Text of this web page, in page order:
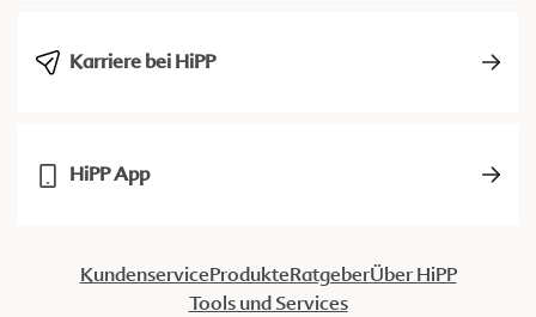
Karriere bei HiPP
HiPP App
KundenserviceProdukteRatgeberÜber HiPP
Tools und Services